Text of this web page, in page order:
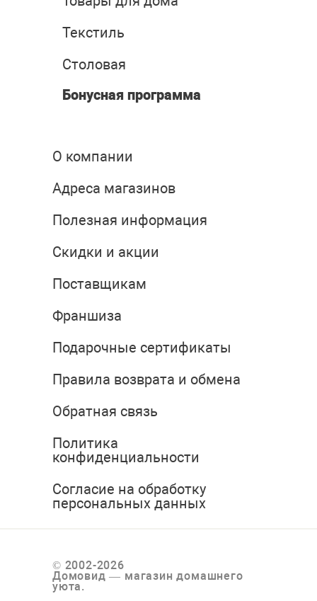
Текстиль
Столовая
Бонусная программа
О компании
Адреса магазинов
Полезная информация
Скидки и акции
Поставщикам
Франшиза
Подарочные сертификаты
Правила возврата и обмена
Обратная связь
Политика
конфиденциальности
Согласие на обработку
персональных данных
© 2002-2026
Домовид — магазин домашнего
уюта.